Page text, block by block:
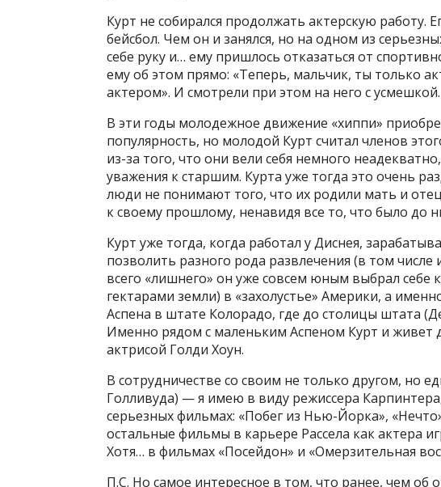
Курт не собирался продолжать актерскую работу.
бейсбол. Чем он и занялся, но на одном из
себе руку и… ему пришлось отказаться от
ему об этом прямо: «Теперь, мальчик, ты только
актером». И смотрели при этом на него с
В эти годы молодежное движение «хиппи»
популярность, но молодой Курт считал членов
из-за того, что они вели себя немного
уважения к старшим. Курта уже тогда это очень
люди не понимают того, что их родили мать и
к своему прошлому, ненавидя все то, что было до
Курт уже тогда, когда работал у Диснея,
позволить разного рода развлечения (в том числе
всего «лишнего» он уже совсем юным выбрал себе
гектарами земли) в «захолустье» Америки, а
Аспена в штате Колорадо, где до столицы штата
Именно рядом с маленьким Аспеном Курт и живет
актрисой Голди Хоун.
В сотрудничестве со своим не только другом, но
Голливуда) — я имею в виду режиссера
серьезных фильмах: «Побег из Нью-Йорка»,
остальные фильмы в карьере Рассела как актера
Хотя… в фильмах «Посейдон» и «Омерзительная
П.С. Но самое интересное в том, что ранее, чем об